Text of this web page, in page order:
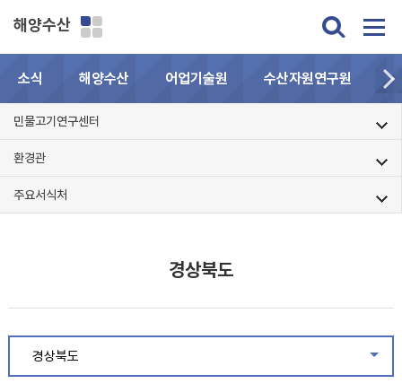
해양수산
소식 해양수산 어업기술원 수산자원연구원
민물고기연구센터
환경관
주요서식처
경상북도
경상북도